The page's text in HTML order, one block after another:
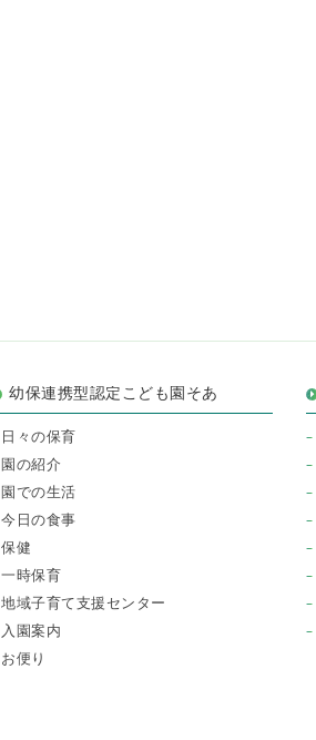
幼保連携型認定こども園そあ
日々の保育
園の紹介
園での生活
今日の食事
保健
一時保育
地域子育て支援センター
入園案内
お便り